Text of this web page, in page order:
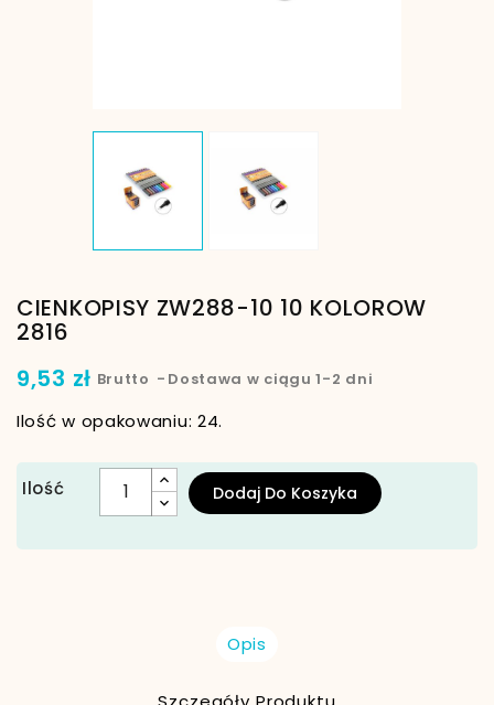
CIENKOPISY ZW288-10 10 KOLOROW
2816
9,53 zł Brutto Dostawa w ciągu 1-2 dni
Ilość w opakowaniu: 24.
Ilość Dodaj Do Koszyka
Opis